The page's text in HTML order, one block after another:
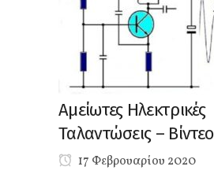
Αμείωτες Ηλεκτρικές
Ταλαντώσεις – Βίντεο
17 Φεβρουαρίου 2020